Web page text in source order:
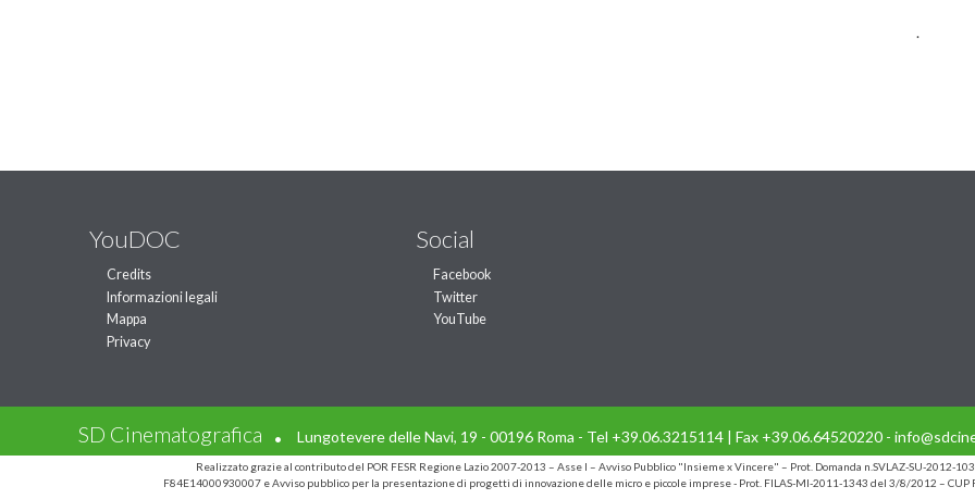
.
YouDOC
Credits
Informazioni legali
Mappa
Privacy
Social
Facebook
Twitter
YouTube
SD Cinematografica . Lungotevere delle Navi, 19 - 00196 Roma - Tel +39.06.3215114 | Fax +39.06.64520220 -
Realizzato grazie al contributo del POR FESR Regione Lazio 2007-2013 – Asse I – Avviso Pubblico "Insieme x Vincere" – Prot. Domanda n.SVLAZ-SU-2012-
F84E14000930007 e Avviso pubblico per la presentazione di progetti di innovazione delle micro e piccole imprese - Prot. FILAS-MI-2011-1343 del 3/8/2012 –